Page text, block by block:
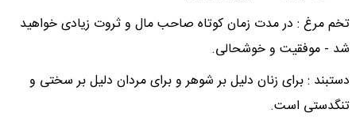
تخم مرغ : در مدت زمان کوتاه صاحب مال و ثروت زیادی خواهید
شد - موفقیت و خوشحالی.
دستبند : برای زنان دلیل بر شوهر و برای مردان دلیل بر سختی و
تنگدستی است.